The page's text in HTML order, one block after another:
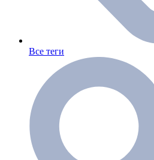
Все теги